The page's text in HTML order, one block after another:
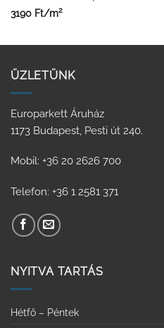
3190 Ft/m2
ÜZLETÜNK
Europarkett Áruház
1173 Budapest, Pesti út 240.
Mobil: +36 20 2626 700
Telefon: +36 1 2581 371
NYITVA TARTÁS
Hétfő – Péntek